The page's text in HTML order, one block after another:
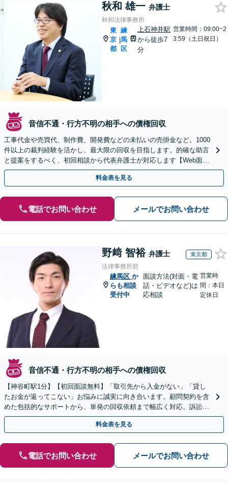
秋和 雄一 弁護士
秋和法律事務所
東
京
都
|
練
馬
区
上石神井駅
から徒歩7
分
営業時間：09:00~2
3:59（土日祝日）
音信不通・行方不明の相手への債権回収
工事代金や売買代、制作費、開発費などの未払いの売掛金など。1000
件以上の裁判経験を活かし、最大限の回収を目指します。的確な助言
と提案をするべく、初回相談から代表弁護士が対応します【Web面談
可】
料金表を見る
電話でお問い合わせ メールでお問い合わせ
野﨑 智裕 弁護士 東京都
法律事務所碧
練馬区 か
らも相談
受付中
面談方法(対面・電
話・ビデオなど)は
応相談
営業時
間：本日
定休日
音信不通・行方不明の相手への債権回収
【神谷町駅1分】【初回面談無料】「取引先から入金がない」「貸し
たお金が返ってこない」お悩みに誠実に向き合います。顧問契約を含
めた包括的なサポートから、単発の回収依頼まで幅広く対応。訴訟や
交渉で、権利を守るために尽力【夜間相談可】
料金表を見る
電話でお問い合わせ メールでお問い合わせ